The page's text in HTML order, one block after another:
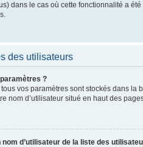
dans le cas où cette fonctionnalité a
des utilisateurs
?
vos paramètres sont stockés dans
nom d’utilisateur situé en haut des
d’utilisateur de la liste des